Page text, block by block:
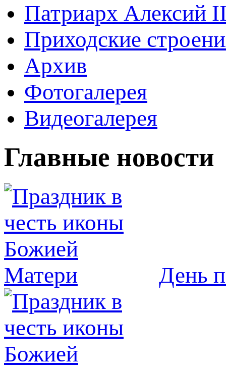
Патриарх Алексий
Приходские
Архив
Фотогалерея
Видеогалерея
Главные новости
День